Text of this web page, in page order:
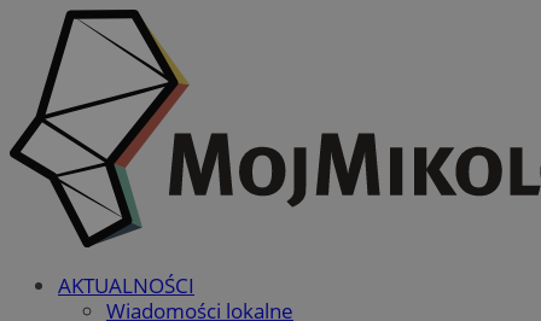
AKTUALNOŚCI
Wiadomości lokalne